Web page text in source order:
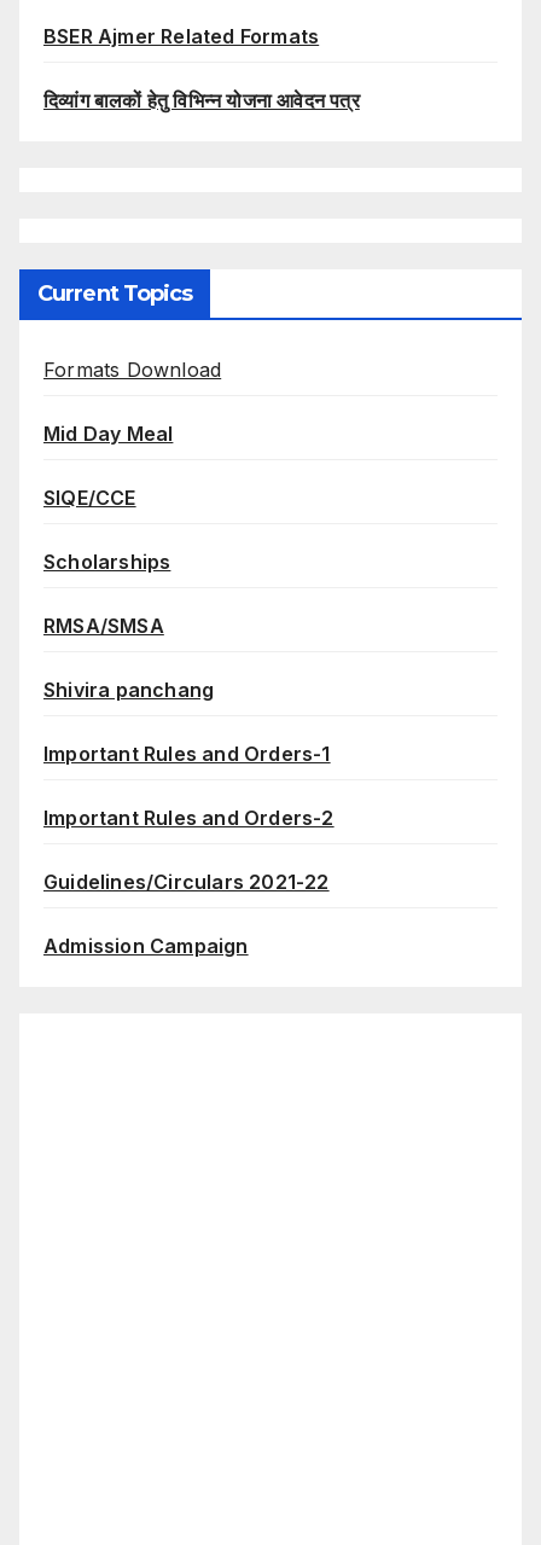
BSER Ajmer Related Formats
दिव्यांग बालकों हेतु विभिन्न योजना आवेदन पत्र
Current Topics
Formats Download
Mid Day Meal
SIQE/CCE
Scholarships
RMSA/SMSA
Shivira panchang
Important Rules and Orders-1
Important Rules and Orders-2
Guidelines/Circulars 2021-22
Admission Campaign